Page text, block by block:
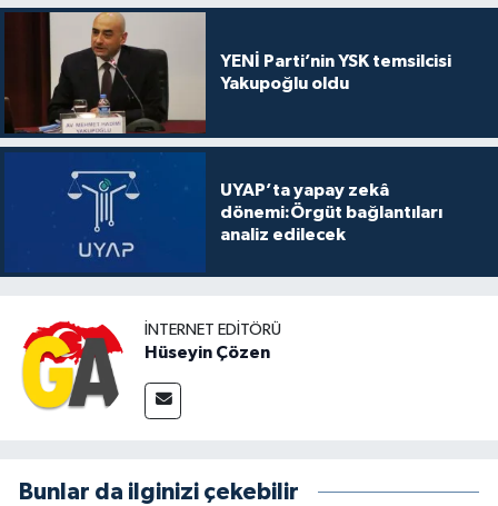
YENİ Parti’nin YSK temsilcisi
Yakupoğlu oldu
UYAP’ta yapay zekâ
dönemi:Örgüt bağlantıları
analiz edilecek
İNTERNET EDITÖRÜ
Hüseyin Çözen
Bunlar da ilginizi çekebilir